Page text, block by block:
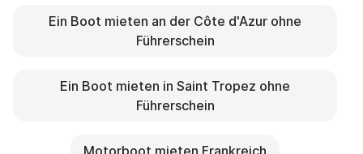
Ein Boot mieten an der Côte d'Azur ohne
Führerschein
Ein Boot mieten in Saint Tropez ohne
Führerschein